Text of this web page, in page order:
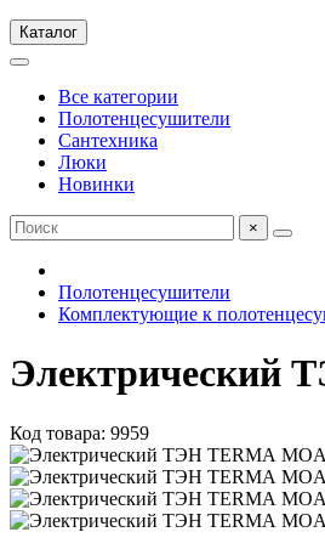
Каталог
Все категории
Полотенцесушители
Сантехника
Люки
Новинки
×
Полотенцесушители
Комплектующие к
Электрический
Код товара: 9959